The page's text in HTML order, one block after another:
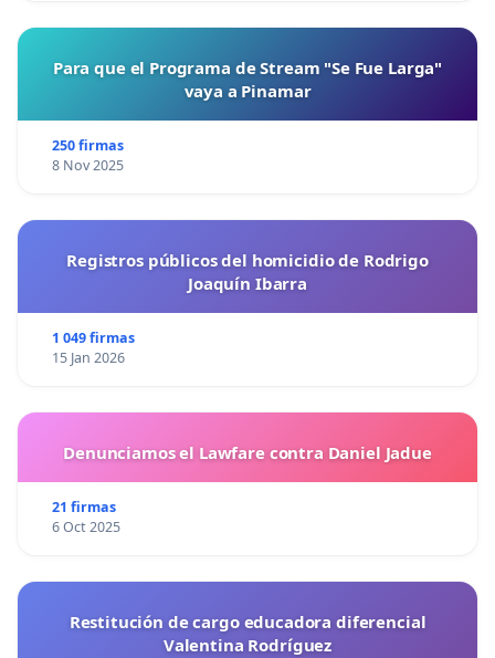
Para que el Programa de Stream "Se Fue Larga"
vaya a Pinamar
250 firmas
8 Nov 2025
Registros públicos del homicidio de Rodrigo
Joaquín Ibarra
1 049 firmas
15 Jan 2026
Denunciamos el Lawfare contra Daniel Jadue
21 firmas
6 Oct 2025
Restitución de cargo educadora diferencial
Valentina Rodríguez